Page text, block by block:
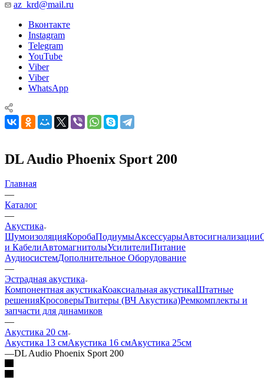
az_krd@mail.ru
Вконтакте
Instagram
Telegram
YouTube
Viber
Viber
WhatsApp
DL Audio Phoenix Sport 200
Главная
—
Каталог
—
Акустика
ШумоизоляцияКоробаПодиумыАксессуарыАвтосигнализации
и КабелиАвтомагнитолыУсилителиПитание
АудиосистемДополнительное Оборудование
—
Эстрадная акустика
Компонентная акустикаКоаксиальная акустикаШтатные
решенияКросоверыТвитеры (ВЧ Акустика)Ремкомплекты и
запчасти для динамиков
—
Акустика 20 см
Акустика 13 смАкустика 16 смАкустика 25см
—DL Audio Phoenix Sport 200